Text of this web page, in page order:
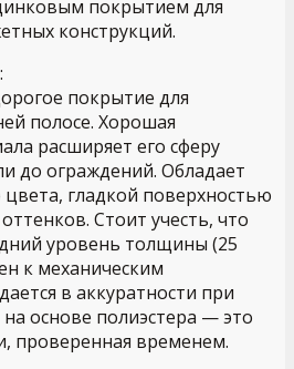
покрытием для
конструкций.
покрытие для
полосе. Хорошая
расширяет его сферу
до ограждений. Обладает
гладкой поверхностью
Стоит учесть, что
уровень толщины (25
к механическим
в аккуратности при
основе полиэстера — это
проверенная временем.